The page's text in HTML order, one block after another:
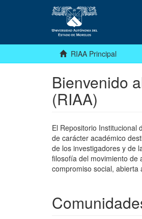
RIAA Principal
Bienvenido
(RIAA)
El Repositorio Institucional
de carácter académico
de los investigadores y de
filosofía del movimiento de
compromiso social, abierta